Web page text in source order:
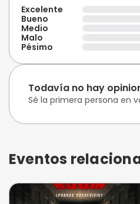
Excelente
Bueno
Medio
Malo
Pésimo
Todavía no hay
Sé la primera persona en
Eventos